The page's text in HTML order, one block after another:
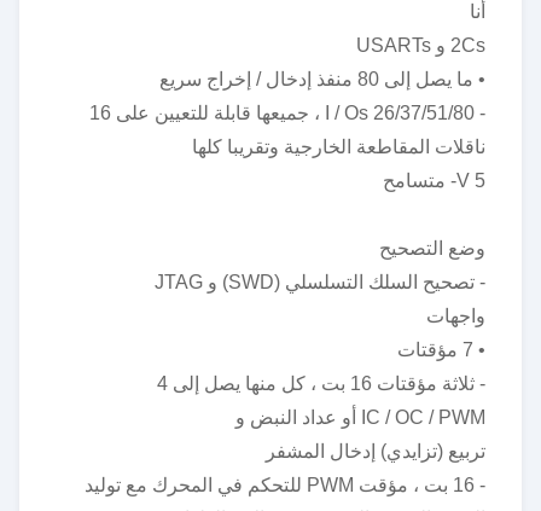
أنا
2Cs و USARTs
• ما يصل إلى 80 منفذ إدخال / إخراج سريع
- 26/37/51/80 I / Os ، جميعها قابلة للتعيين على 16
ناقلات المقاطعة الخارجية وتقريبا كلها
5 V- متسامح
وضع التصحيح
- تصحيح السلك التسلسلي (SWD) و JTAG
واجهات
• 7 مؤقتات
- ثلاثة مؤقتات 16 بت ، كل منها يصل إلى 4
IC / OC / PWM أو عداد النبض و
تربيع (تزايدي) إدخال المشفر
- 16 بت ، مؤقت PWM للتحكم في المحرك مع توليد